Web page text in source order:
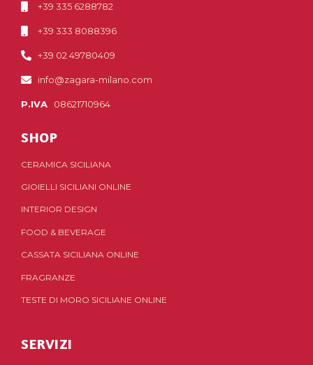
+39 335 6288782
+39 333 8088396
+39 02 49780409
info@zagara-milano.com
P.IVA 08621710964
SHOP
CERAMICA SICILIANA
GIOIELLI SICILIANI ONLINE
INTERIOR DESIGN
FOOD & BEVERAGE
CASSATA SICILIANA ONLINE
FRAGRANZE
TESTE DI MORO SICILIANE ONLINE
SERVIZI